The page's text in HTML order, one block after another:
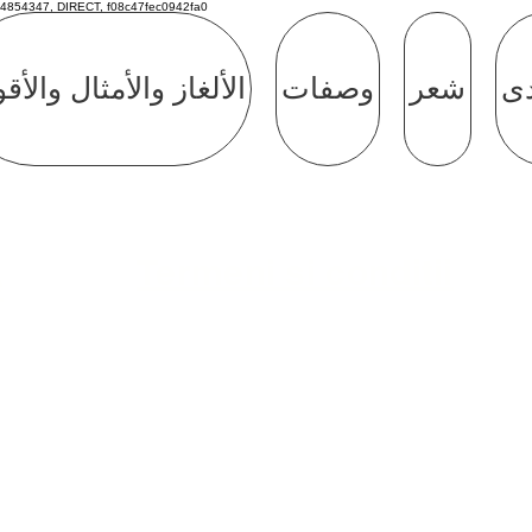
DIRECT, f08c47fec0942fa0
الألغاز والأمثال وصفات شعر